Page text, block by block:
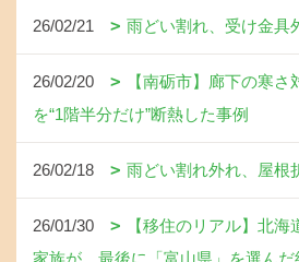
26/02/21 雨どい割れ、受け金具
26/02/20
【南砺市】廊下の寒
を“1階半分だけ”断熱した事例
26/02/18 雨どい割れ外れ、屋根
26/01/30
【移住のリアル】北
家族が、最後に「富山県」を選んだ